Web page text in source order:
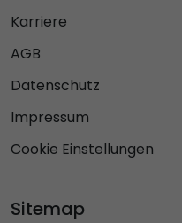
Karriere
AGB
Datenschutz
Impressum
Cookie Einstellungen
Sitemap